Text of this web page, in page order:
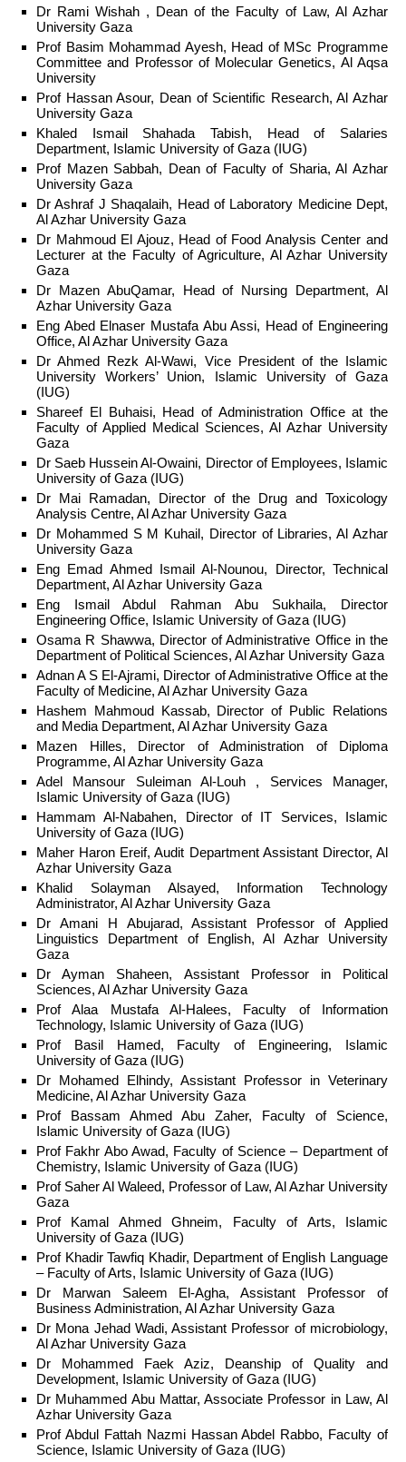
Dr Rami Wishah , Dean of the Faculty of Law, Al Azhar
University Gaza
Prof Basim Mohammad Ayesh, Head of MSc Programme
Committee and Professor of Molecular Genetics, Al Aqsa
University
Prof Hassan Asour, Dean of Scientific Research, Al Azhar
University Gaza
Khaled Ismail Shahada Tabish, Head of Salaries
Department, Islamic University of Gaza (IUG)
Prof Mazen Sabbah, Dean of Faculty of Sharia, Al Azhar
University Gaza
Dr Ashraf J Shaqalaih, Head of Laboratory Medicine Dept,
Al Azhar University Gaza
Dr Mahmoud El Ajouz, Head of Food Analysis Center and
Lecturer at the Faculty of Agriculture, Al Azhar University
Gaza
Dr Mazen AbuQamar, Head of Nursing Department, Al
Azhar University Gaza
Eng Abed Elnaser Mustafa Abu Assi, Head of Engineering
Office, Al Azhar University Gaza
Dr Ahmed Rezk Al-Wawi, Vice President of the Islamic
University Workers’ Union, Islamic University of Gaza
(IUG)
Shareef El Buhaisi, Head of Administration Office at the
Faculty of Applied Medical Sciences, Al Azhar University
Gaza
Dr Saeb Hussein Al-Owaini, Director of Employees, Islamic
University of Gaza (IUG)
Dr Mai Ramadan, Director of the Drug and Toxicology
Analysis Centre, Al Azhar University Gaza
Dr Mohammed S M Kuhail, Director of Libraries, Al Azhar
University Gaza
Eng Emad Ahmed Ismail Al-Nounou, Director, Technical
Department, Al Azhar University Gaza
Eng Ismail Abdul Rahman Abu Sukhaila, Director
Engineering Office, Islamic University of Gaza (IUG)
Osama R Shawwa, Director of Administrative Office in the
Department of Political Sciences, Al Azhar University Gaza
Adnan A S El-Ajrami, Director of Administrative Office at the
Faculty of Medicine, Al Azhar University Gaza
Hashem Mahmoud Kassab, Director of Public Relations
and Media Department, Al Azhar University Gaza
Mazen Hilles, Director of Administration of Diploma
Programme, Al Azhar University Gaza
Adel Mansour Suleiman Al-Louh , Services Manager,
Islamic University of Gaza (IUG)
Hammam Al-Nabahen, Director of IT Services, Islamic
University of Gaza (IUG)
Maher Haron Ereif, Audit Department Assistant Director, Al
Azhar University Gaza
Khalid Solayman Alsayed, Information Technology
Administrator, Al Azhar University Gaza
Dr Amani H Abujarad, Assistant Professor of Applied
Linguistics Department of English, Al Azhar University
Gaza
Dr Ayman Shaheen, Assistant Professor in Political
Sciences, Al Azhar University Gaza
Prof Alaa Mustafa Al-Halees, Faculty of Information
Technology, Islamic University of Gaza (IUG)
Prof Basil Hamed, Faculty of Engineering, Islamic
University of Gaza (IUG)
Dr Mohamed Elhindy, Assistant Professor in Veterinary
Medicine, Al Azhar University Gaza
Prof Bassam Ahmed Abu Zaher, Faculty of Science,
Islamic University of Gaza (IUG)
Prof Fakhr Abo Awad, Faculty of Science – Department of
Chemistry, Islamic University of Gaza (IUG)
Prof Saher Al Waleed, Professor of Law, Al Azhar University
Gaza
Prof Kamal Ahmed Ghneim, Faculty of Arts, Islamic
University of Gaza (IUG)
Prof Khadir Tawfiq Khadir, Department of English Language
– Faculty of Arts, Islamic University of Gaza (IUG)
Dr Marwan Saleem El-Agha, Assistant Professor of
Business Administration, Al Azhar University Gaza
Dr Mona Jehad Wadi, Assistant Professor of microbiology,
Al Azhar University Gaza
Dr Mohammed Faek Aziz, Deanship of Quality and
Development, Islamic University of Gaza (IUG)
Dr Muhammed Abu Mattar, Associate Professor in Law, Al
Azhar University Gaza
Prof Abdul Fattah Nazmi Hassan Abdel Rabbo, Faculty of
Science, Islamic University of Gaza (IUG)